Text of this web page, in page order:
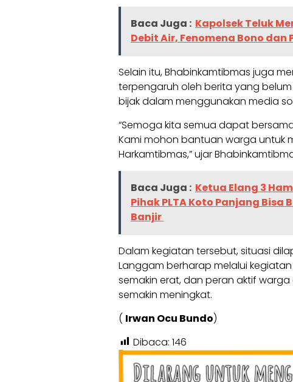
Baca Juga : Kapolsek Teluk
Debit Air, Fenomena Bono
Selain itu, Bhabinkamtibmas juga
terpengaruh oleh berita yang
bijak dalam menggunakan media
“Semoga kita semua dapat
Kami mohon bantuan warga untuk
Harkamtibmas,” ujar
Baca Juga : Ketua Elang 3
Pihak PLTA Koto Panjang
Banjir
Dalam kegiatan tersebut, situasi
Langgam berharap melalui
semakin erat, dan peran aktif
semakin meningkat.
( Irwan Ocu Bundo)
Dibaca: 146